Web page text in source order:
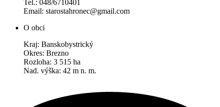
Tel.: 048/6710401
Email: starostahronec@gmail.com
O obci
Kraj: Banskobystrický
Okres: Brezno
Rozloha: 3 515 ha
Nad. výška: 42 m n. m.